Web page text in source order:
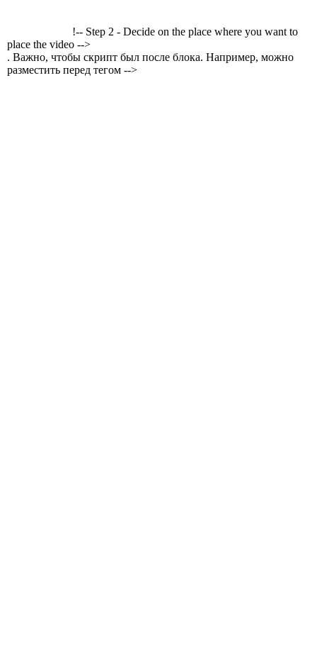
!-- Step 2 - Decide on the place where you want to
place the video -->
. Важно, чтобы скрипт был после блока. Например, можно
разместить перед тегом -->